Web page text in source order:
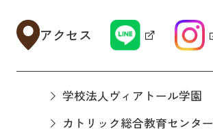
アクセス
学校法人ヴィアトール学園
カトリック総合教育センター